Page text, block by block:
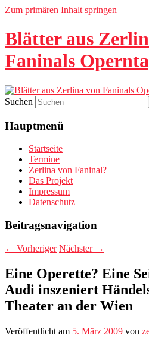
Zum primären Inhalt springen
Blätter aus
Faninals
Suchen
Hauptmenü
Startseite
Termine
Zerlina von Faninal?
Das Projekt
Impressum
Datenschutz
Beitragsnavigation
← Vorheriger Nächster →
Eine Operette? Eine
Audi inszeniert
Theater an der Wien
Veröffentlicht am 5. März 2009 von